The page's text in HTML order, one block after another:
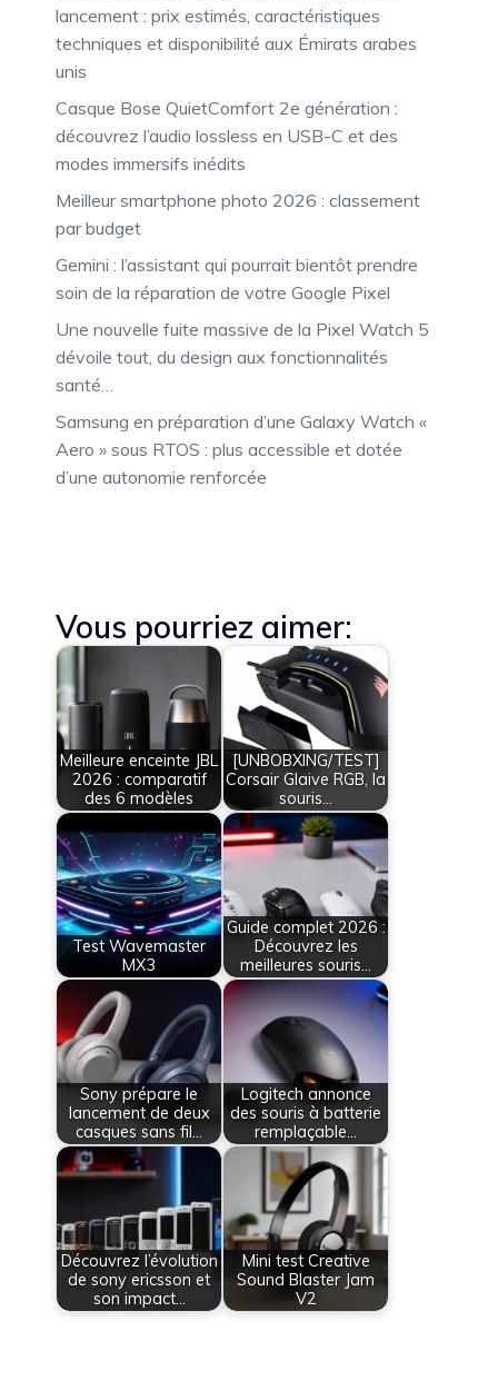
lancement : prix estimés, caractéristiques
techniques et disponibilité aux Émirats arabes
unis
Casque Bose QuietComfort 2e génération :
découvrez l’audio lossless en USB-C et des
modes immersifs inédits
Meilleur smartphone photo 2026 : classement
par budget
Gemini : l’assistant qui pourrait bientôt prendre
soin de la réparation de votre Google Pixel
Une nouvelle fuite massive de la Pixel Watch 5
dévoile tout, du design aux fonctionnalités
santé…
Samsung en préparation d’une Galaxy Watch «
Aero » sous RTOS : plus accessible et dotée
d’une autonomie renforcée
Vous pourriez aimer:
Meilleure enceinte JBL
2026 : comparatif
des 6 modèles
[UNBOBXING/TEST]
Corsair Glaive RGB, la
souris…
Test Wavemaster
MX3
Guide complet 2026 :
Découvrez les
meilleures souris…
Sony prépare le
lancement de deux
casques sans fil…
Logitech annonce
des souris à batterie
remplaçable…
Découvrez l’évolution
de sony ericsson et
son impact…
Mini test Creative
Sound Blaster Jam
V2